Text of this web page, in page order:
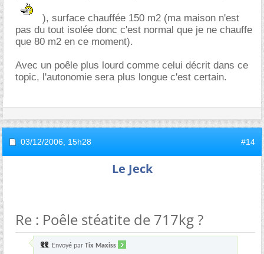
), surface chauffée 150 m2 (ma maison n'est
pas du tout isolée donc c'est normal que je ne chauffe
que 80 m2 en ce moment).
Avec un poêle plus lourd comme celui décrit dans ce
topic, l'autonomie sera plus longue c'est certain.
03/12/2006, 15h28 #14
Le Jeck
Re : Poêle stéatite de 717kg ?
Envoyé par Tix Maxiss